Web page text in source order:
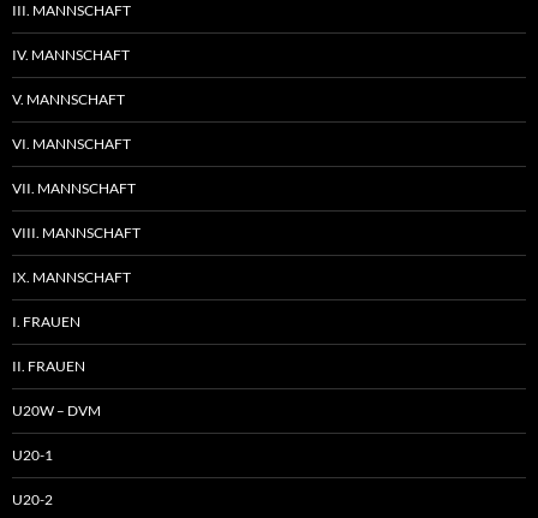
III. MANNSCHAFT
IV. MANNSCHAFT
V. MANNSCHAFT
VI. MANNSCHAFT
VII. MANNSCHAFT
VIII. MANNSCHAFT
IX. MANNSCHAFT
I. FRAUEN
II. FRAUEN
U20W – DVM
U20-1
U20-2